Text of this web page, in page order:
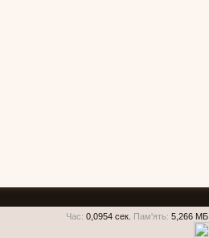
Час: 0,0954 сек. Пам'ять: 5,266 МБ